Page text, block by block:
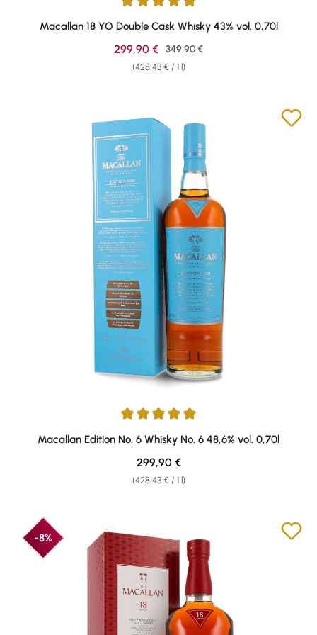
Average rating of 5 out of 5 stars
Macallan 18 YO Double Cask Whisky 43% vol. 0,70l
(428,43 € / 1 l)
Sale price:
299,90 € Regular price:
349,90 €
Average rating of 5 out of 5 stars
Macallan Edition No. 6 Whisky No. 6 48,6% vol. 0,70l
(428,43 € / 1 l)
Regular price:
299,90 €
-8%